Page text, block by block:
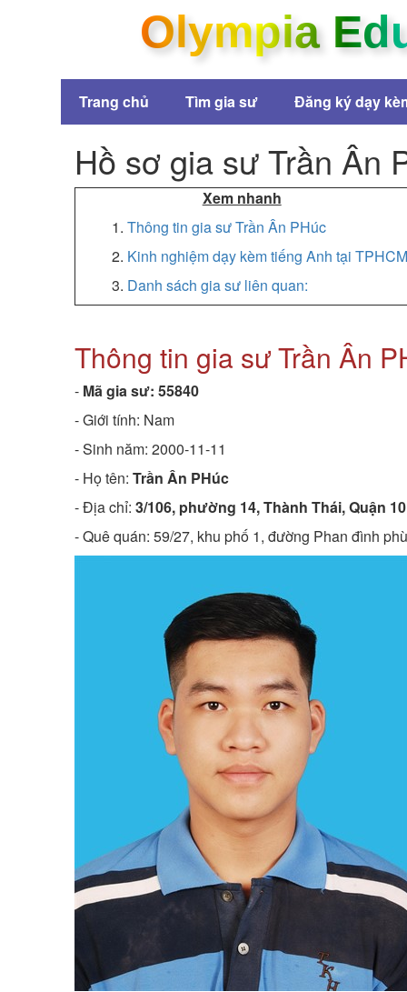
Olympia
Trang chủ Tìm gia sư Đăng ký dạy
Hồ sơ gia sư Trần Ân
Xem nhanh
1.Thông tin gia sư Trần Ân PHúc
2. Kinh nghiệm dạy kèm tiếng Anh tại TPHCM
3. Danh sách gia sư liên quan:
Thông tin gia sư Trần Ân
- Mã gia sư:55840
- Giới tính: Nam
- Sinh năm:2000-11-11
- Họ tên:Trần Ân PHúc
- Địa chỉ:3/106, phường 14, Thành Thái, Quận 10
- Quê quán:59/27, khu phố 1, đường Phan đình